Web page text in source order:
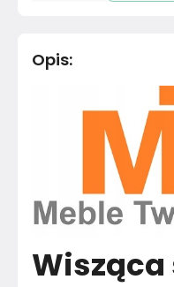
Materiał
Opis:
Wisząca